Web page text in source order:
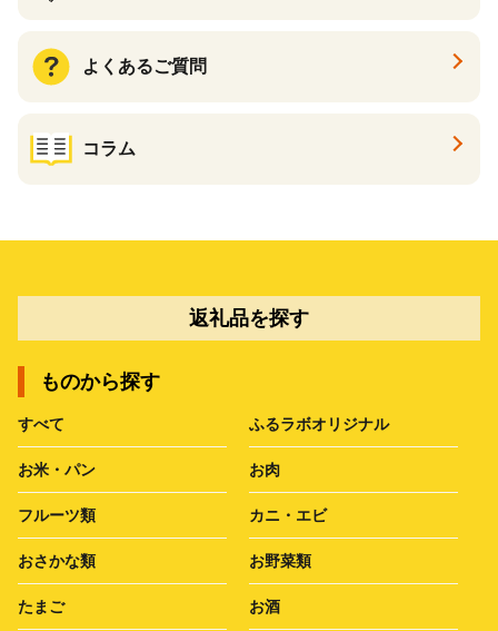
よくあるご質問
コラム
返礼品を探す
ものから探す
すべて ふるラボオリジナル
お米・パン お肉
フルーツ類 カニ・エビ
おさかな類 お野菜類
たまご お酒